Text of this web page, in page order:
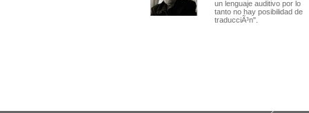
un lenguaje auditivo por lo
tanto no hay posibilidad de
traducciÃ³n".